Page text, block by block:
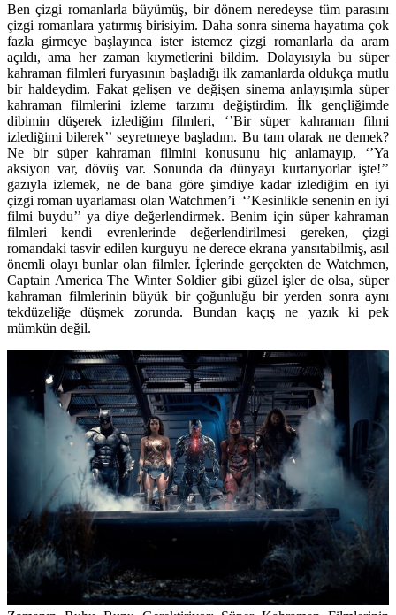
Ben çizgi romanlarla büyümüş, bir dönem neredeyse tüm parasını
çizgi romanlara yatırmış birisiyim. Daha sonra sinema hayatıma çok
fazla girmeye başlayınca ister istemez çizgi romanlarla da aram
açıldı, ama her zaman kıymetlerini bildim. Dolayısıyla bu süper
kahraman filmleri furyasının başladığı ilk zamanlarda oldukça mutlu
bir haldeydim. Fakat gelişen ve değişen sinema anlayışımla süper
kahraman filmlerini izleme tarzımı değiştirdim. İlk gençliğimde
dibimin düşerek izlediğim filmleri, ‘’Bir süper kahraman filmi
izlediğimi bilerek’’ seyretmeye başladım. Bu tam olarak ne demek?
Ne bir süper kahraman filmini konusunu hiç anlamayıp, ‘’Ya
aksiyon var, dövüş var. Sonunda da dünyayı kurtarıyorlar işte!’’
gazıyla izlemek, ne de bana göre şimdiye kadar izlediğim en iyi
çizgi roman uyarlaması olan Watchmen’i ‘’Kesinlikle senenin en iyi
filmi buydu’’ ya diye değerlendirmek. Benim için süper kahraman
filmleri kendi evrenlerinde değerlendirilmesi gereken, çizgi
romandaki tasvir edilen kurguyu ne derece ekrana yansıtabilmiş, asıl
önemli olayı bunlar olan filmler. İçlerinde gerçekten de Watchmen,
Captain America The Winter Soldiergibi güzel işler de olsa, süper
kahraman filmlerinin büyük bir çoğunluğu bir yerden sonra aynı
tekdüzeliğe düşmek zorunda. Bundan kaçış ne yazık ki pek
mümkün değil.